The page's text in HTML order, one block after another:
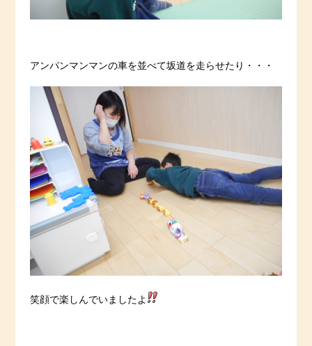
アンパンマンマンの車を並べて坂道を走らせたり・・・
笑顔で楽しんでいましたよ